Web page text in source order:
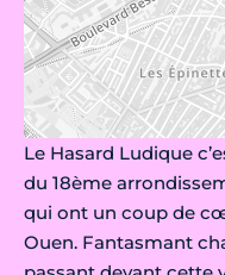
Le Hasard Ludique
du 18ème
qui ont un coup de
Ouen. Fantasmant